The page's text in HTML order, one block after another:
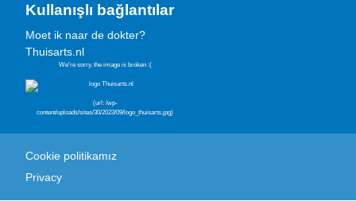
Kullanışlı bağlantılar
Moet ik naar de dokter?
Thuisarts.nl
Cookie politikamız
Privacy